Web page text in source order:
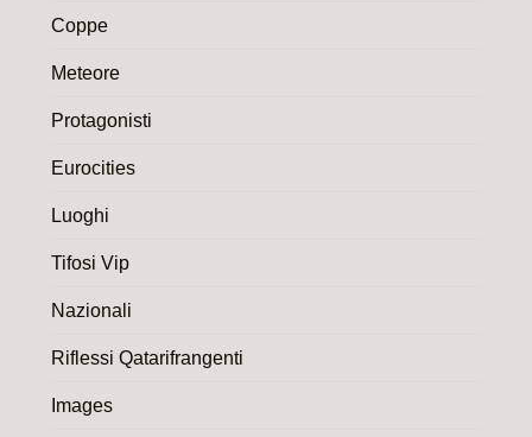
Coppe
Meteore
Protagonisti
Eurocities
Luoghi
Tifosi Vip
Nazionali
Riflessi Qatarifrangenti
Images